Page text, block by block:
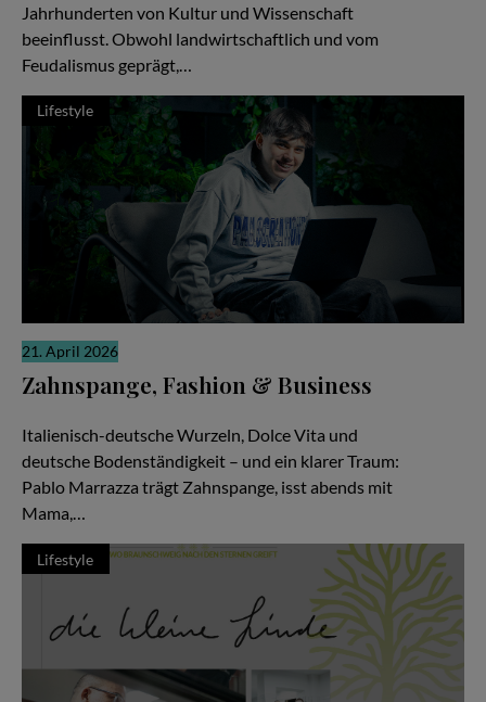
Jahrhunderten von Kultur und Wissenschaft
beeinflusst. Obwohl landwirtschaftlich und vom
Feudalismus geprägt,…
Lifestyle
21. April 2026
Zahnspange, Fashion & Business
Italienisch-deutsche Wurzeln, Dolce Vita und
deutsche Bodenständigkeit – und ein klarer Traum:
Pablo Marrazza trägt Zahnspange, isst abends mit
Mama,…
Lifestyle